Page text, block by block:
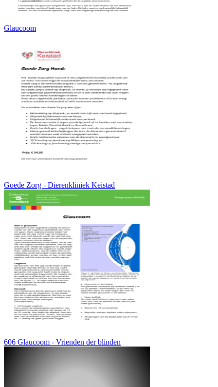
Glaucoom
Goede Zorg - Dierenkliniek Keistad
606 Glaucoom - Vrienden der blinden